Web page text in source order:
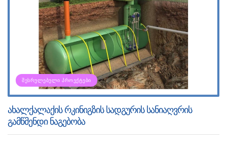
ᲨᲔᲡᲠᲣᲚᲔᲑᲣᲚᲘ ᲞᲠᲝᲔᲥᲢᲔᲑᲘ
ახალქალაქის რკინიგზის სადგურის სანიაღვრის
გამწმენდი ნაგებობა